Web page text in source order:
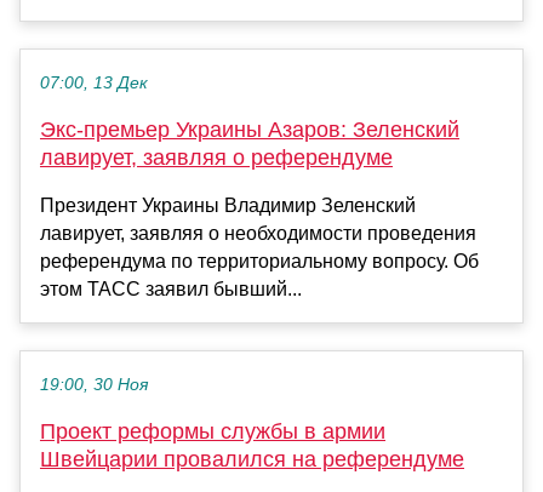
07:00, 13 Дек
Экс-премьер Украины Азаров: Зеленский
лавирует, заявляя о референдуме
Президент Украины Владимир Зеленский
лавирует, заявляя о необходимости проведения
референдума по территориальному вопросу. Об
этом ТАСС заявил бывший...
19:00, 30 Ноя
Проект реформы службы в армии
Швейцарии провалился на референдуме